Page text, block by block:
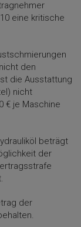
eine kritische
den
die Ausstattung
nicht
€ je Maschine
beträgt
der
der